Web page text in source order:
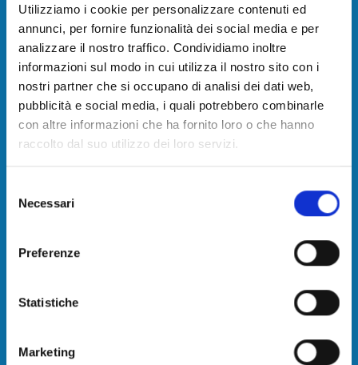
Utilizziamo i cookie per personalizzare contenuti ed
annunci, per fornire funzionalità dei social media e per
analizzare il nostro traffico. Condividiamo inoltre
informazioni sul modo in cui utilizza il nostro sito con i
nostri partner che si occupano di analisi dei dati web,
pubblicità e social media, i quali potrebbero combinarle
con altre informazioni che ha fornito loro o che hanno
raccolto dal suo utilizzo dei loro servizi.
delNecessari
Preferenze
Statistiche
Marketing
Camera di Commercio della Toscana
Nord-Ovest
Contatti
Camera di commercio, industria, artigianato e
agricoltura della Toscana Nord-Ovest
cameradicommercio@pec.tno.camcom.it
Codice fatturazione elettronica: 08LLZJ
IBAN e pagamenti informatici